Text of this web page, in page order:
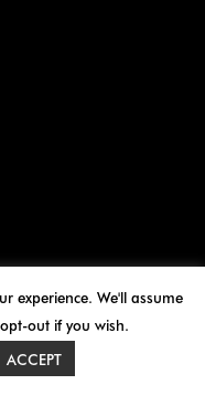
experience. We'll assume
out if you wish.
ACCEPT